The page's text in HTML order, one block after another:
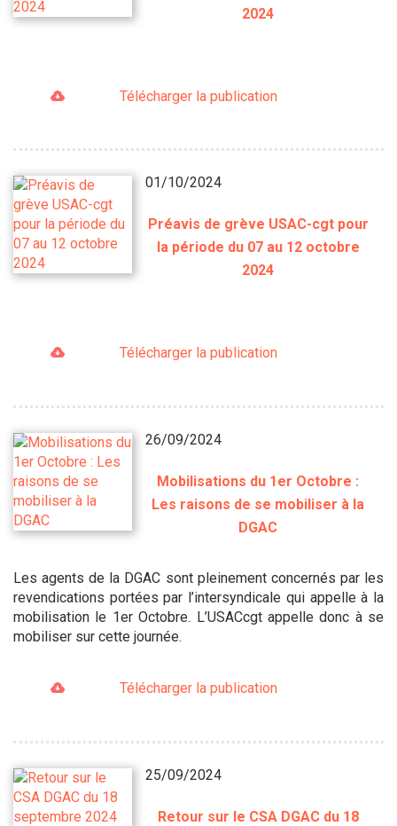
2024
Télécharger la publication
01/10/2024
Préavis de grève USAC-cgt pour
la période du 07 au 12 octobre
2024
Télécharger la publication
26/09/2024
Mobilisations du 1er Octobre :
Les raisons de se mobiliser à la
DGAC
Les agents de la DGAC sont pleinement concernés par les
revendications portées par l’intersyndicale qui appelle à la
mobilisation le 1er Octobre. L’USACcgt appelle donc à se
mobiliser sur cette journée.
Télécharger la publication
25/09/2024
Retour sur le CSA DGAC du 18